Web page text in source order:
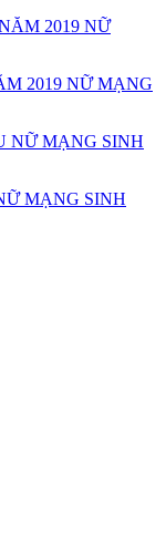
2019 NỮ MẠNG
MẠNG SINH